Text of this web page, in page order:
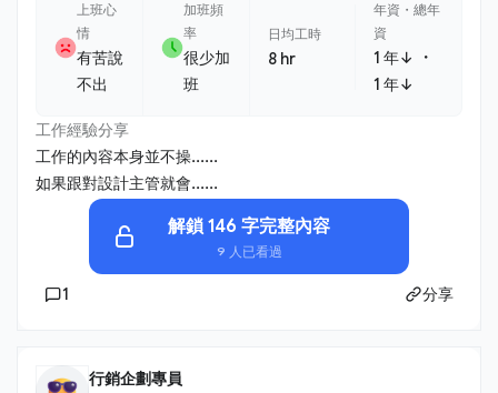
上班心
情
有苦說
不出
加班頻
率
很少加
班
日均工時
8 hr
年資・總年
資
1 年↓ ・
1 年↓
工作經驗分享
工作的內容本身並不操......
如果跟對設計主管就會......
解鎖 146 字完整內容
9 人已看過
1 分享
行銷企劃專員